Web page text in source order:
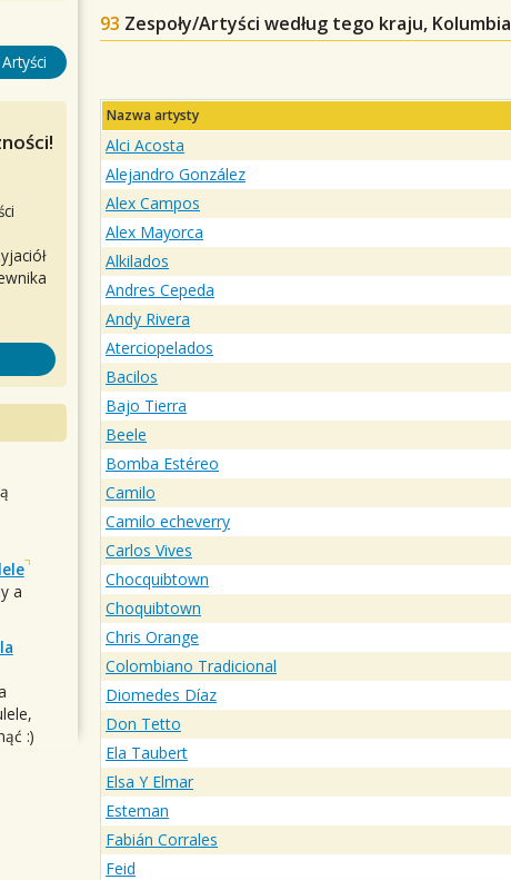
93 Zespoły/Artyści według tego kraju, Kolumbia
Nazwa artysty
Alci Acosta
Alejandro González
Alex Campos
Alex Mayorca
Alkilados
Andres Cepeda
Andy Rivera
Aterciopelados
Bacilos
Bajo Tierra
Beele
Bomba Estéreo
Camilo
Camilo echeverry
Carlos Vives
Chocquibtown
Choquibtown
Chris Orange
Colombiano Tradicional
Diomedes Díaz
Don Tetto
Ela Taubert
Elsa Y Elmar
Esteman
Fabián Corrales
Feid
a
:)